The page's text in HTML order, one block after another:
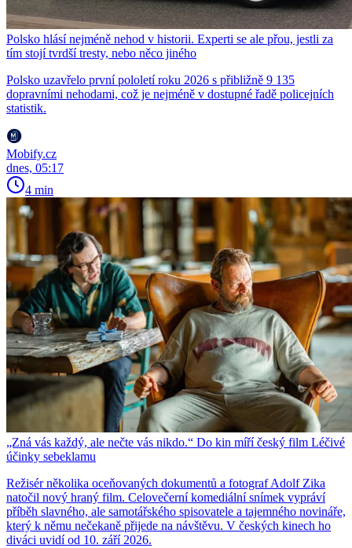
Polsko hlásí nejméně nehod v historii. Experti se ale přou, jestli za
tím stojí tvrdší tresty, nebo něco jiného
Polsko uzavřelo první pololetí roku 2026 s přibližně 9 135
dopravními nehodami, což je nejméně v dostupné řadě policejních
statistik.
Mobify.cz
dnes, 05:17
4 min
„Zná vás každý, ale nečte vás nikdo.“ Do kin míří český film Léčivé
účinky sebeklamu
Režisér několika oceňovaných dokumentů a fotograf Adolf Zika
natočil nový hraný film. Celovečerní komediální snímek vypráví
příběh slavného, ale samotářského spisovatele a tajemného novináře,
který k němu nečekaně přijede na návštěvu. V českých kinech ho
diváci uvidí od 10. září 2026.